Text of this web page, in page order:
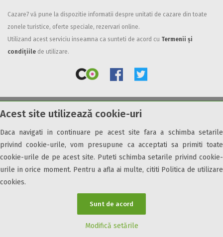
Acest site utilizează cookie-uri
Daca navigati in continuare pe acest site fara a schimba setarile
privind cookie-urile, vom presupune ca acceptati sa primiti toate
cookie-urile de pe acest site. Puteti schimba setarile privind cookie-
urile in orice moment. Pentru a afla ai multe, cititi Politica de utilizare
cookies.
Sunt de acord
Modifică setările
Facilități
Internet wireless
All inclusive
Pensiune completa
Demipensiune
Mic dejun
Accepta animale
Accepta voucher vacanta
Acces persoane cu dizabilități
Cazare7 vă pune la dispozitie informatii despre unitati de cazare din toate
zonele turistice, oferte speciale, rezervari online.
Utilizand acest serviciu inseamna ca sunteti de acord cu Termenii și
condițiile de utilizare.
© 2026 Cazare7. Toate drepturile rezervate.
Obiective turistice Informații utile Parteneri Cazare7 Harta Cazare7